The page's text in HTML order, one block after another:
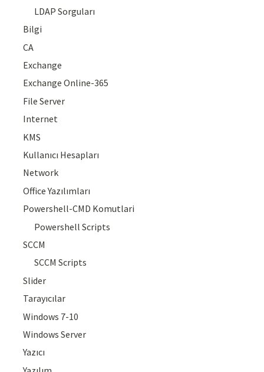
LDAP Sorguları
Bilgi
CA
Exchange
Exchange Online-365
File Server
Internet
KMS
Kullanıcı Hesapları
Network
Office Yazılımları
Powershell-CMD Komutlari
Powershell Scripts
SCCM
SCCM Scripts
Slider
Tarayıcılar
Windows 7-10
Windows Server
Yazıcı